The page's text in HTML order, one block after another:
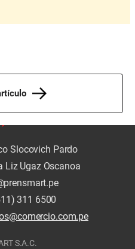
Slocovich Pardo
Liz Ugaz Oscanoa
311 6500
S.A.C.